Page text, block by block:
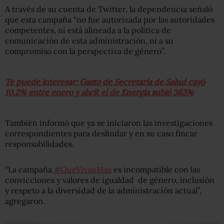
A través de su cuenta de Twitter, la dependencia señaló
que esta campaña “no fue autorizada por las autoridades
competentes, ni está alineada a la política de
comunicación de esta administración, ni a su
compromiso con la perspectiva de género”.
Te puede interesar: Gasto de Secretaría de Salud cayó
10.2% entre enero y abril; el de Energía subió 363%
También informó que ya se iniciaron las investigaciones
correspondientes para deslindar y en su caso fincar
responsabilidades.
“La campaña #QueVivanMás es incompatible con las
convicciones y valores de igualdad de género, inclusión
y respeto a la diversidad de la administración actual”,
agregaron.